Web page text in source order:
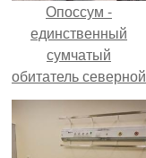
Опоссум -
единственный
сумчатый
обитатель северной
америки.